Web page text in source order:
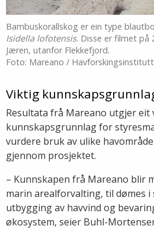
Bambuskorallskog er ein type
Isidella lofotensis. Disse er filmet på
Jæren, utanfor Flekkefjord.​
Foto: Mareano /
Viktig
Resultata frå Mareano utgjer eit
kunnskapsgrunnlag for
vurdere bruk av ulike
gjennom prosjektet.
– Kunnskapen frå Mareano blir
marin arealforvalting, til dømes i
utbygging av havvind og
økosystem, seier Buhl-